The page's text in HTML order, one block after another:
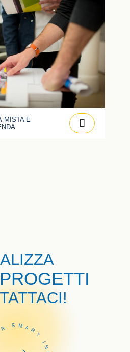
MISTA E